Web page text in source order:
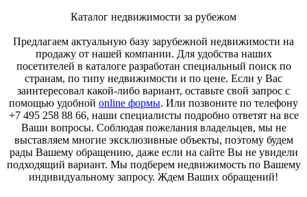
Каталог недвижимости за рубежом
Предлагаем актуальную базу зарубежной недвижимости на
продажу от нашей компании. Для удобства наших
посетителей в каталоге разработан специальный поиск по
странам, по типу недвижимости и по цене. Если у Вас
заинтересовал какой-либо вариант, оставьте свой запрос с
помощью удобной online формы. Или позвоните по телефону
+7 495 258 88 66, наши специалисты подробно ответят на все
Ваши вопросы. Соблюдая пожелания владельцев, мы не
выставляем многие эксклюзивные объекты, поэтому будем
рады Вашему обращению, даже если на сайте Вы не увидели
подходящий вариант. Мы подберем недвижимость по Вашему
индивидуальному запросу. Ждем Ваших обращений!